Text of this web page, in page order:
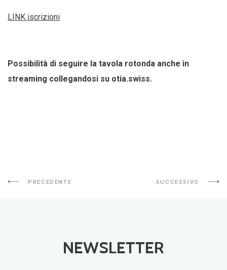
LINK iscrizioni
Possibilità di seguire la tavola rotonda anche in
streaming collegandosi su otia.swiss.
PRECEDENTE SUCCESSIVO
NEWSLETTER